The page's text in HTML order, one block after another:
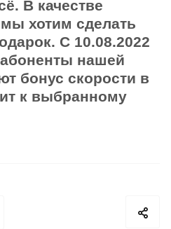
В качестве
хотим сделать
С 10.08.2022
нашей
бонус скорости в
к выбранному